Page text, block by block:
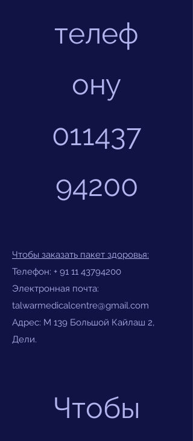
телеф
ону
011437
94200
Чтобы заказать пакет здоровья:
Телефон: + 91 11 43794200
Электронная почта:
talwarmedicalcentre@gmail.com
Адрес: M 139 Большой Кайлаш 2,
Дели.
Чтобы